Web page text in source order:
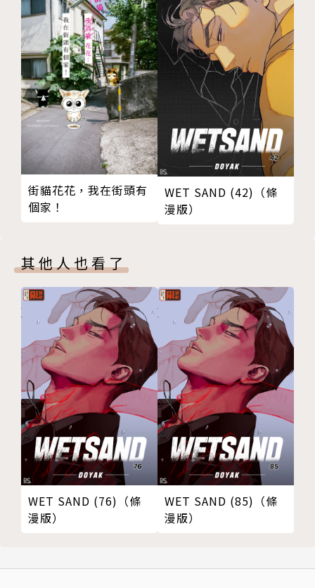
街貓花花，我在街頭有
個家！
WET SAND (42)（條
漫版）
其他人也看了
WET SAND (76)（條
漫版）
WET SAND (85)（條
漫版）